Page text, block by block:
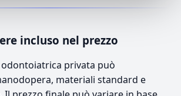
incluso nel prezzo
privata può
materiali standard e